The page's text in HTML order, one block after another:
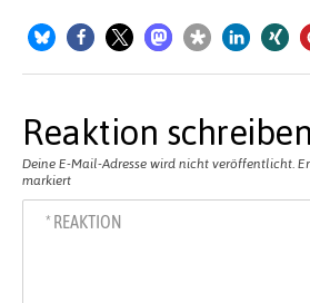
Reaktion schreiben
Deine E-Mail-Adresse wird nicht veröffentlicht.
markiert